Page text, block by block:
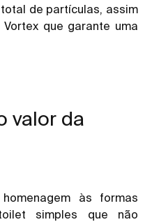
de partículas, assim
que garante uma
valor da
às formas
simples que não